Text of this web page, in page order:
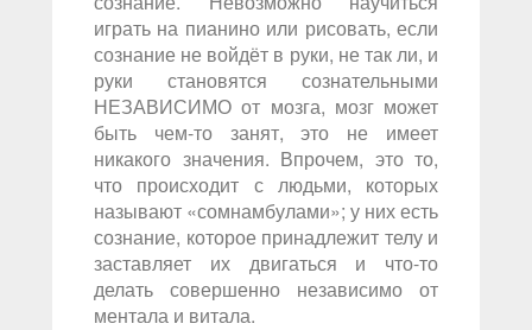
играть на пианино или рисовать, если
сознание не войдёт в руки, не так ли, и
руки становятся сознательными
НЕЗАВИСИМО от мозга, мозг может
быть чем-то занят, это не имеет
никакого значения. Впрочем, это то,
что происходит с людьми, которых
называют «сомнамбулами»; у них есть
сознание, которое принадлежит телу и
заставляет их двигаться и что-то
делать совершенно независимо от
ментала и витала.